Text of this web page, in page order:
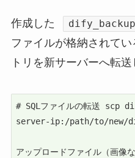
作成した
ファイルが格納されてい
トリを新サーバーへ転送
# SQLファイルの転送 scp
server-ip:/path/to/new/
アップロードファイル（画像